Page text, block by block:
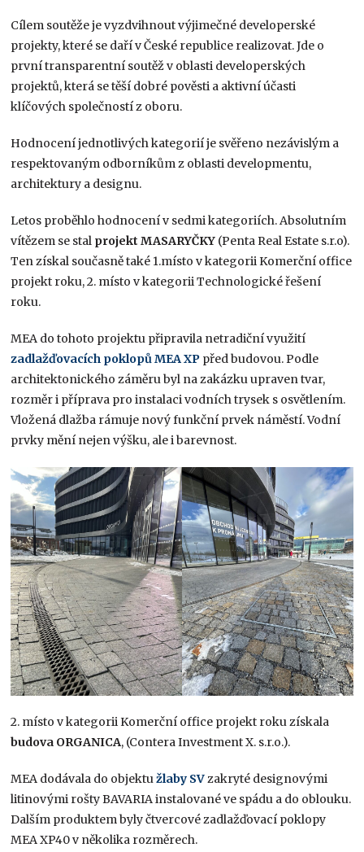
Cílem soutěže je vyzdvihnout výjimečné developerské
projekty, které se daří v České republice realizovat. Jde o
první transparentní soutěž v oblasti developerských
projektů, která se těší dobré pověsti a aktivní účasti
klíčových společností z oboru.
Hodnocení jednotlivých kategorií je svěřeno nezávislým a
respektovaným odborníkům z oblasti developmentu,
architektury a designu.
Letos proběhlo hodnocení v sedmi kategoriích. Absolutním
vítězem se stal projekt MASARYČKY (Penta Real Estate s.r.o).
Ten získal současně také 1.místo v kategorii Komerční office
projekt roku, 2. místo v kategorii Technologické řešení
roku.
MEA do tohoto projektu připravila netradiční využití
zadlažďovacích poklopů MEA XP před budovou. Podle
architektonického záměru byl na zakázku upraven tvar,
rozměr i příprava pro instalaci vodních trysek s osvětlením.
Vložená dlažba rámuje nový funkční prvek náměstí. Vodní
prvky mění nejen výšku, ale i barevnost.
2. místo v kategorii Komerční office projekt roku získala
budova ORGANICA, (Contera Investment X. s.r.o.).
MEA dodávala do objektužlaby SV zakryté designovými
litinovými rošty BAVARIA instalované ve spádu a do oblouku.
Dalším produktem byly čtvercové zadlažďovací poklopy
MEA XP40 v několika rozměrech.